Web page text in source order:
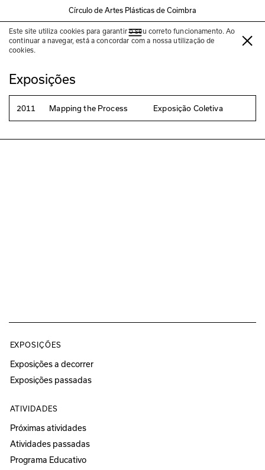
Círculo de Artes Plásticas de Coimbra
Este site utiliza cookies para garantir o seu correto funcionamento. Ao
continuar a navegar, está a concordar com a nossa utilização de
cookies.
Peter Bil’ak
Exposições
2011 Mapping the Process Exposição Coletiva
EXPOSIÇÕES
Exposições a decorrer
Exposições passadas
ATIVIDADES
Próximas atividades
Atividades passadas
Programa Educativo